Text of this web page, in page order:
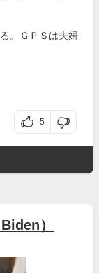
。ＧＰＳは夫婦
5
）